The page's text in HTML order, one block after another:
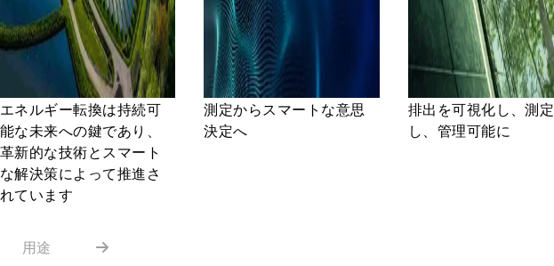
エネルギー転換は持続可
能な未来への鍵であり、
革新的な技術とスマート
な解決策によって推進さ
れています
測定からスマートな意思
決定へ
排出を可視化し、測定
し、管理可能に
用途